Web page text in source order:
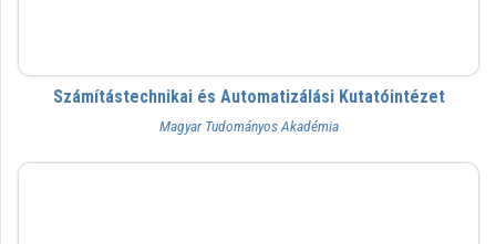
Közreműködők
Számítástechnikai és Automatizálási Kutatóintézet
Magyar Tudományos Akadémia